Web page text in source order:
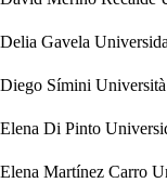
Delia Gavela
Diego Símini
Elena Di Pinto
Elena Martínez Carro